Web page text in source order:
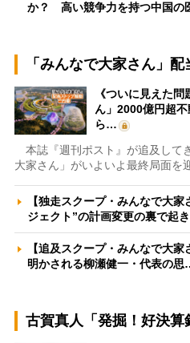
か？ 高い競争力を持つ中国の
「みんなで大家さん」
《ついに見えた
ん」2000億円超
ら…
本誌『週刊ポスト』が追及して
大家さん」がいよいよ最終局面を
【独走スクープ・みんなで大
ジェクト”の計画変更の裏で起
【追及スクープ・みんなで大
明かされる柳瀬健一・代表の
古賀真人「発掘！好決算